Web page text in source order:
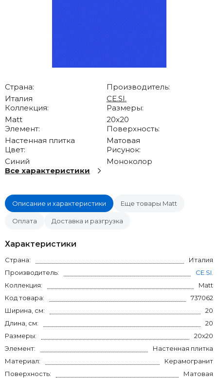
Страна:
Италия
Производитель:
CE.SI.
Коллекция:
Matt
Размеры:
20x20
Элемент:
Настенная плитка
Поверхность:
Матовая
Цвет:
Синий
Рисунок:
Моноколор
Все характеристики
Описание и характеристики Еще товары Matt
Оплата Доставка и разгрузка
Характеристики
Страна:
Италия
Производитель:
CE.SI.
Коллекция:
Matt
Код товара:
737062
Ширина, см:
20
Длина, см:
20
Размеры:
20x20
Элемент:
Настенная плитка
Материал:
Керамогранит
Поверхность:
Матовая